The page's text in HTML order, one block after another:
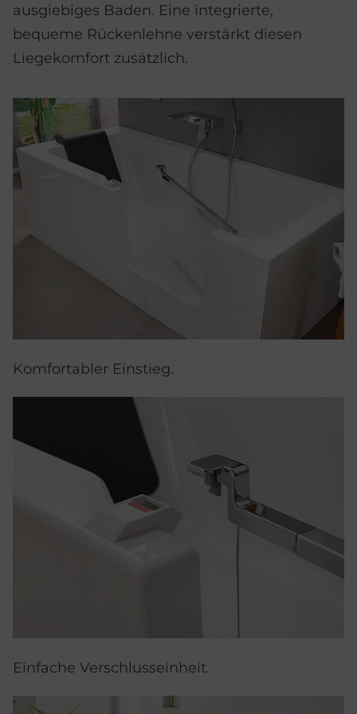
ausgiebiges Baden. Eine integrierte,
bequeme Rückenlehne verstärkt diesen
Liegekomfort zusätzlich.
Komfortabler Einstieg.
Einfache Verschlusseinheit.